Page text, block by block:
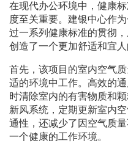
在现代办公环境中，健康
度至关重要。建银中心作
过一系列健康标准的贯彻
创造了一个更加舒适和宜人
首先，该项目的室内空气
适的环境中工作。高效的
时清除室内的有害物质和
新风系统，定期更新室内
通性，还减少了因空气质
一个健康的工作环境。